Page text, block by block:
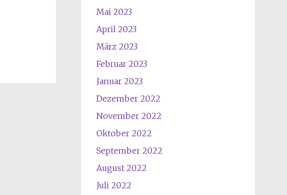
Mai 2023
April 2023
März 2023
Februar 2023
Januar 2023
Dezember 2022
November 2022
Oktober 2022
September 2022
August 2022
Juli 2022